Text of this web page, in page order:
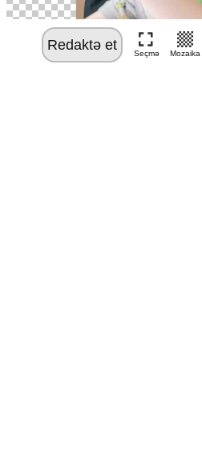
Redaktə et Seçmə Mozaika